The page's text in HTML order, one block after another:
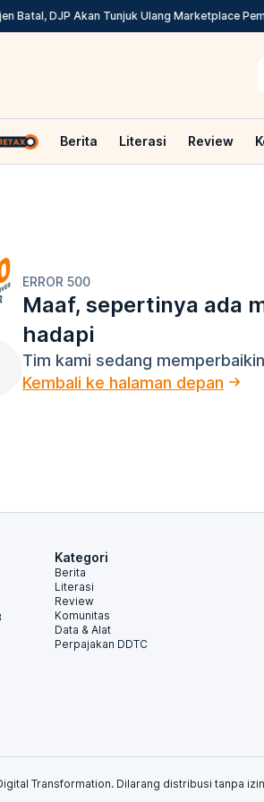
Batal, DJP Akan Tunjuk Ulang Marketplace
Berita Literasi Review
ERROR 500
Maaf, sepertinya ada
hadapi
Tim kami sedang
Kembali ke halaman depan
Kategori
Berita
Literasi
Review
Komunitas
Data & Alat
Perpajakan DDTC
Transformation. Dilarang distribusi tanpa